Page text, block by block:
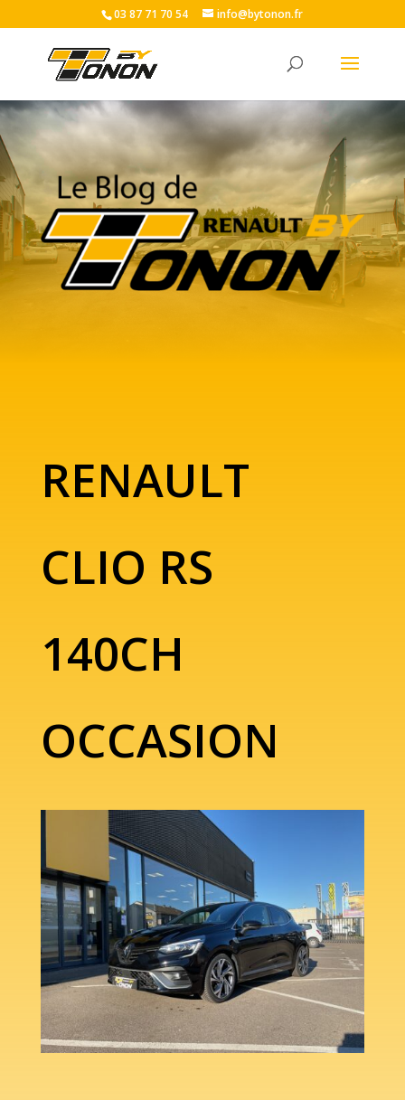
03 87 71 70 54 info@bytonon.fr
RENAULT
CLIO RS
140CH
OCCASION